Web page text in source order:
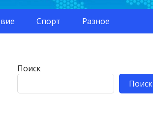
Спорт Разное
Поиск
Поиск